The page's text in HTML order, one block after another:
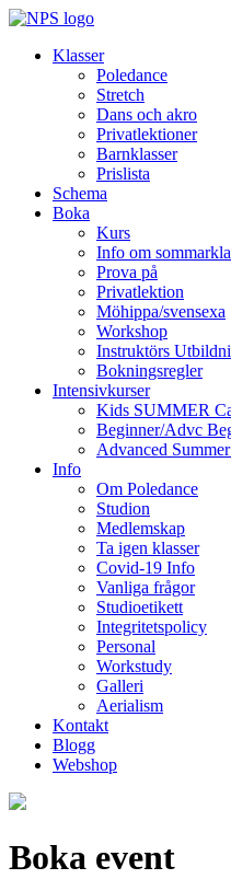
Klasser
Poledance
Stretch
Dans och akro
Privatlektioner
Barnklasser
Prislista
Schema
Boka
Kurs
Info om
Prova på
Privatlektion
Möhippa/svensexa
Workshop
Instruktörs
Bokningsregler
Intensivkurser
Kids SUMMER
Beginner/Advc
Advanced
Info
Om Poledance
Studion
Medlemskap
Ta igen klasser
Covid-19 Info
Vanliga frågor
Studioetikett
Integritetspolicy
Personal
Workstudy
Galleri
Aerialism
Kontakt
Blogg
Webshop
Boka event